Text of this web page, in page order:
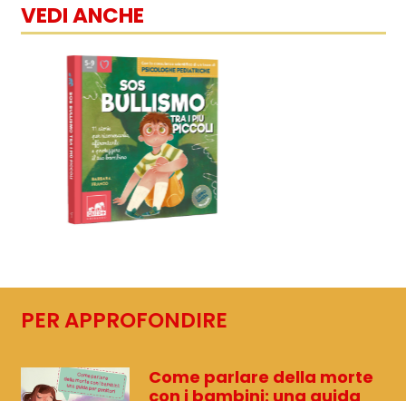
VEDI ANCHE
PER APPROFONDIRE
Come parlare della morte
con i bambini: una guida